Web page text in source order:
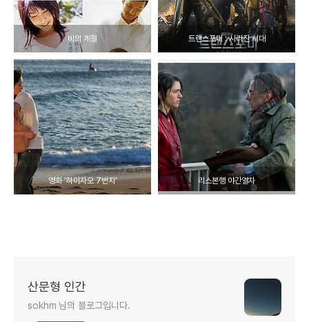
비의 계절 트랜스포머 : 사라진 시대
영화 ‘하이자오 7번지’ 리스본행 야간열차
산문형 인간
sokhm 님의 블로그입니다.